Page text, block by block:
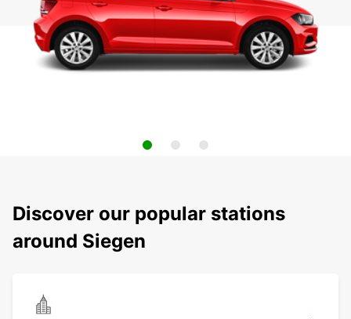
Discover our popular stations
around Siegen